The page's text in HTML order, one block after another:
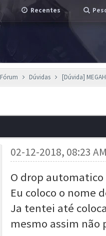
Recentes
Fórum Dúvidas [Dúvida]
02-12-2018, 08:23
O drop
Eu coloco o nome
Ja tentei até
mesmo assim não